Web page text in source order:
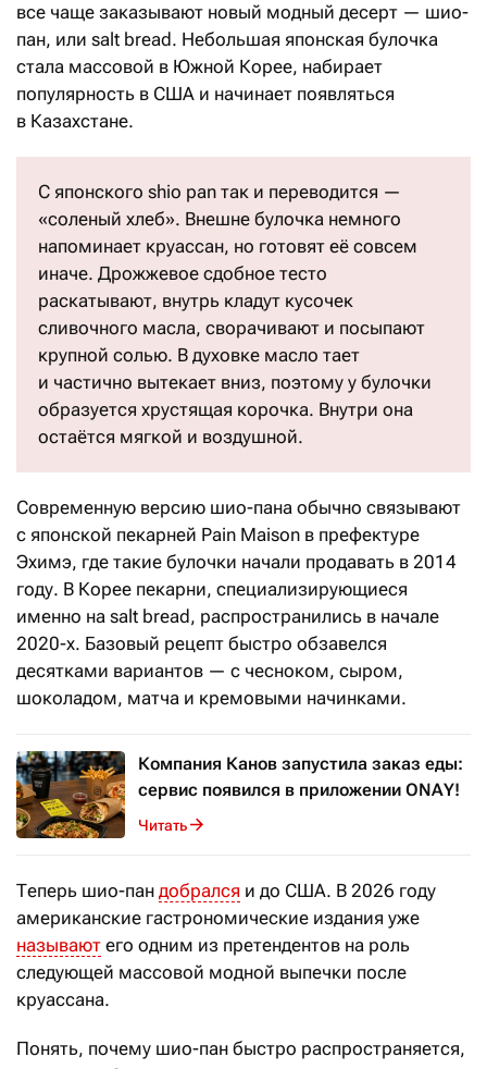
все чаще заказывают новый модный десерт — шио-
пан, или salt bread. Небольшая японская булочка
стала массовой в Южной Корее, набирает
популярность в США и начинает появляться
в Казахстане.
С японского shio pan так и переводится —
«соленый хлеб». Внешне булочка немного
напоминает круассан, но готовят её совсем
иначе. Дрожжевое сдобное тесто
раскатывают, внутрь кладут кусочек
сливочного масла, сворачивают и посыпают
крупной солью. В духовке масло тает
и частично вытекает вниз, поэтому у булочки
образуется хрустящая корочка. Внутри она
остаётся мягкой и воздушной.
Современную версию шио-пана обычно связывают
с японской пекарней Pain Maison в префектуре
Эхимэ, где такие булочки начали продавать в 2014
году. В Корее пекарни, специализирующиеся
именно на salt bread, распространились в начале
2020-х. Базовый рецепт быстро обзавелся
десятками вариантов — с чесноком, сыром,
шоколадом, матча и кремовыми начинками.
Компания Канов запустила заказ еды:
сервис появился в приложении ONAY!
Читать
Теперь шио-пан добрался и до США. В 2026 году
американские гастрономические издания уже
называют его одним из претендентов на роль
следующей массовой модной выпечки после
круассана.
Понять, почему шио-пан быстро распространяется,